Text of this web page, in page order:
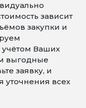
зависит
закупки и
Ваших
выгодные
заявку, и
уточнения всех